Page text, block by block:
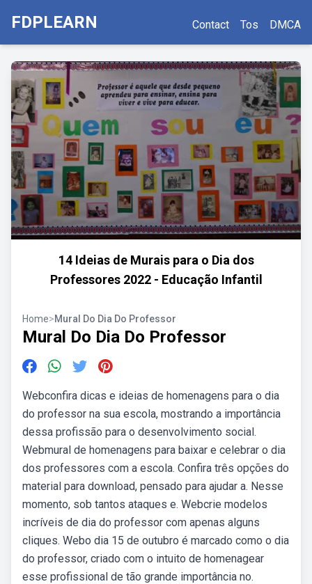
FDPLEARN Contact Tos DMCA
14 Ideias de Murais para o Dia dos
Professores 2022 - Educação Infantil
Home>Mural Do Dia Do Professor
Mural Do Dia Do Professor
Webconfira dicas e ideias de homenagens para o dia
do professor na sua escola, mostrando a importância
dessa profissão para o desenvolvimento social.
Webmural de homenagens para baixar e celebrar o dia
dos professores com a escola. Confira três opções do
material para download, pensado para ajudar a. Nesse
momento, sob tantos ataques e. Webcrie modelos
incríveis de dia do professor com apenas alguns
cliques. Webo dia 15 de outubro é marcado como o dia
do professor, criado com o intuito de homenagear
esse profissional de tão grande importância no.